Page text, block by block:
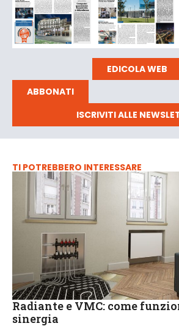
EDICOLA WEB
ABBONATI
ISCRIVITI ALLE
TI POTREBBERO INTERESSARE
Radiante e VMC: come
sinergia